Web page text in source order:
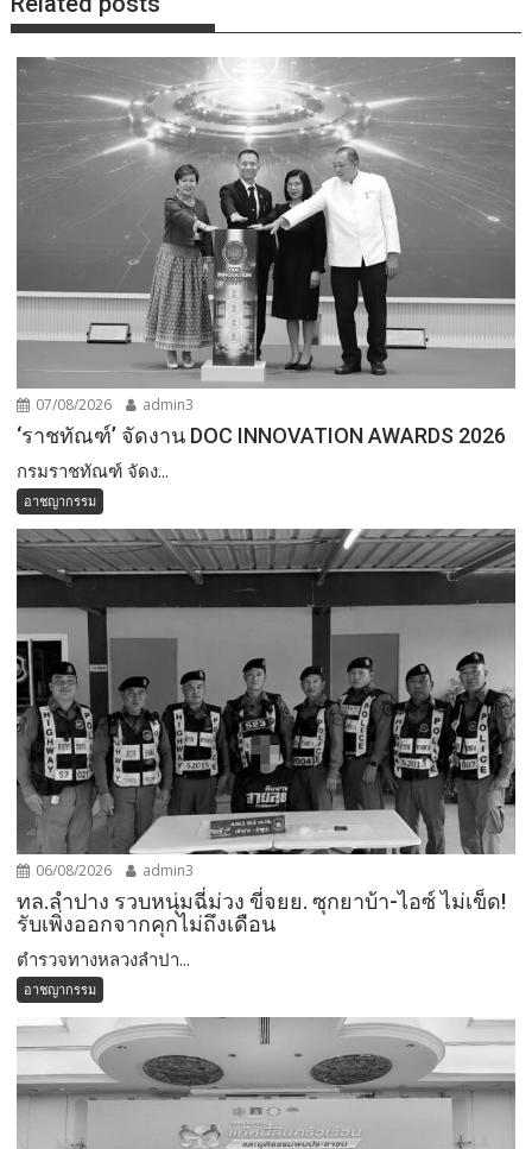
07/08/2026 admin3
‘ราชทัณฑ์’ จัดงาน DOC INNOVATION AWARDS 2026
กรมราชทัณฑ์ จัดง...
อาชญากรรม
06/08/2026 admin3
ทล.ลำปาง รวบหนุ่มฉี่ม่วง ขี่จยย. ซุกยาบ้า-ไอซ์ ไม่เข็ด!
รับเพิ่งออกจากคุกไม่ถึงเดือน
ตำรวจทางหลวงลำปา...
อาชญากรรม